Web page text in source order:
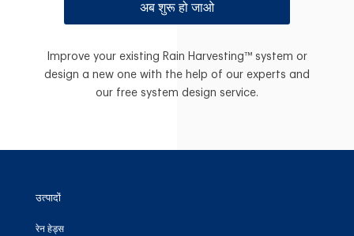
अब शुरू हो जाओ
Improve your existing Rain Harvesting™ system or
design a new one with the help of our experts and
our free system design service.
उत्पादों
रेन हेड्स